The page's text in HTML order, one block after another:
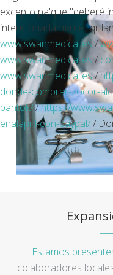
excepto pa'que "deberé
intencionadamente "qr
www.swanmedical.es /
www.swanmedical.es /
www.swanmedical.es/
donde-comprar-zocor-
pantok//https://
enalapril-con-paypal//
Estamos
colaboradores